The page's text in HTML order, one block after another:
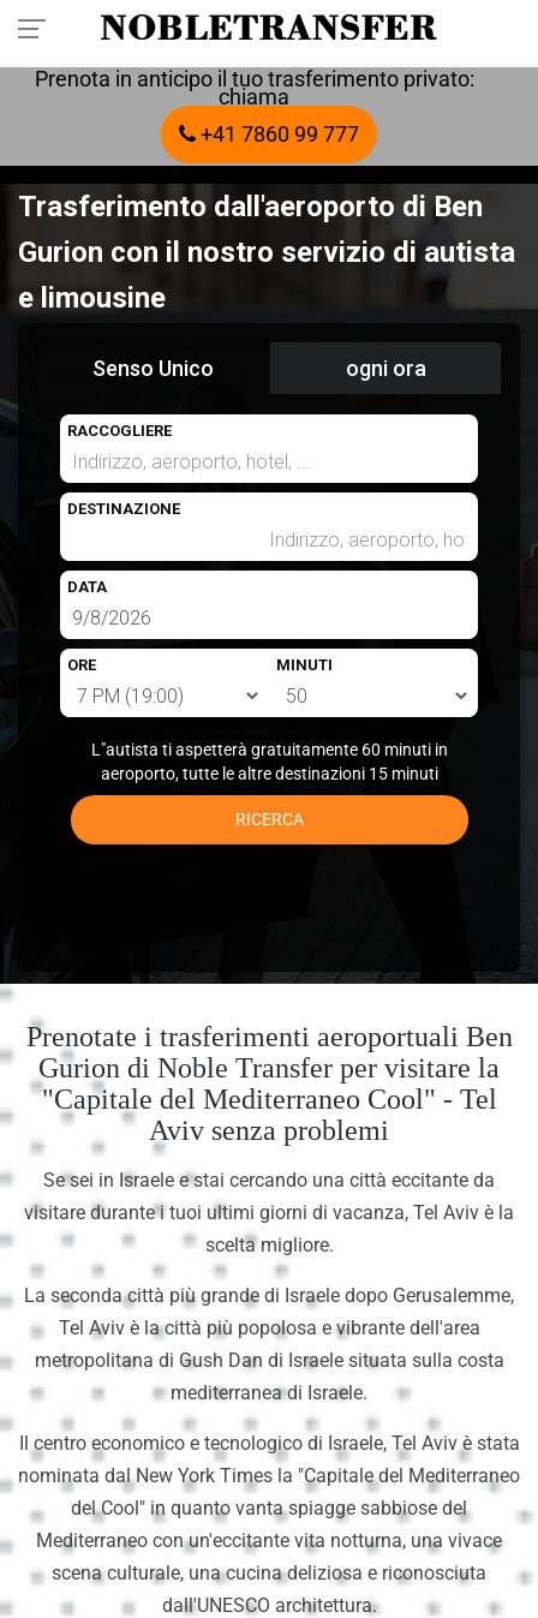
Prenota in anticipo il tuo trasferimento privato:
chiama
+41 7860 99 777
Trasferimento dall'aeroporto di Ben
Gurion con il nostro servizio di autista
e limousine
Senso Unico ogni ora
RACCOGLIERE
DESTINAZIONE
DATA
ORE MINUTI
L"autista ti aspetterà gratuitamente 60 minuti in
aeroporto, tutte le altre destinazioni 15 minuti
RICERCA
Prenotate i trasferimenti aeroportuali Ben
Gurion di Noble Transfer per visitare la
"Capitale del Mediterraneo Cool" - Tel
Aviv senza problemi
Se sei in Israele e stai cercando una città eccitante da
visitare durante i tuoi ultimi giorni di vacanza, Tel Aviv è la
scelta migliore.
La seconda città più grande di Israele dopo Gerusalemme,
Tel Aviv è la città più popolosa e vibrante dell'area
metropolitana di Gush Dan di Israele situata sulla costa
mediterranea di Israele.
Il centro economico e tecnologico di Israele, Tel Aviv è stata
nominata dal New York Times la "Capitale del Mediterraneo
del Cool" in quanto vanta spiagge sabbiose del
Mediterraneo con un'eccitante vita notturna, una vivace
scena culturale, una cucina deliziosa e riconosciuta
dall'UNESCO architettura.